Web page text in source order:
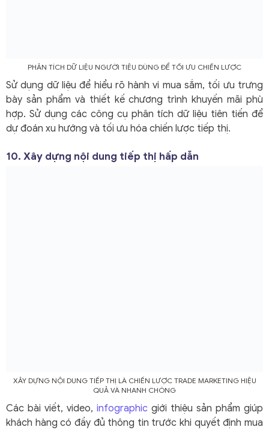
PHÂN TÍCH DỮ LIỆU NGƯỜI TIÊU DÙNG ĐỂ TỐI ƯU CHIẾN LƯỢC
Sử dụng dữ liệu để hiểu rõ hành vi mua sắm, tối ưu trưng
bày sản phẩm và thiết kế chương trình khuyến mãi phù
hợp. Sử dụng các công cụ phân tích dữ liệu tiên tiến để
dự đoán xu hướng và tối ưu hóa chiến lược tiếp thị.
10. Xây dựng nội dung tiếp thị hấp dẫn
XÂY DỰNG NỘI DUNG TIẾP THỊ LÀ CHIẾN LƯỢC TRADE MARKETING HIỆU
QUẢ VÀ NHANH CHÓNG
Các bài viết, video, infographic giới thiệu sản phẩm giúp
khách hàng có đầy đủ thông tin trước khi quyết định mua